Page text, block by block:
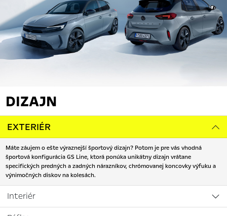
DIZAJN
EXTERIÉR
Máte záujem o ešte výraznejší športový dizajn? Potom je pre vás vhodná
športová konfigurácia GS Line, ktorá ponúka unikátny dizajn vrátane
specifických predných a zadných nárazníkov, chrómovanej koncovky výfuku a
výnimočných diskov na kolesách.
Interiér